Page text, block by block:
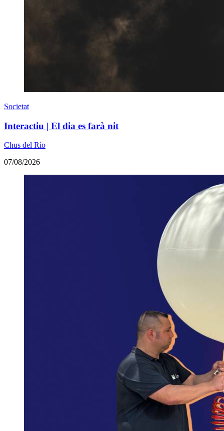
Societat
Interactiu | El dia es farà nit
Chus del Río
07/08/2026